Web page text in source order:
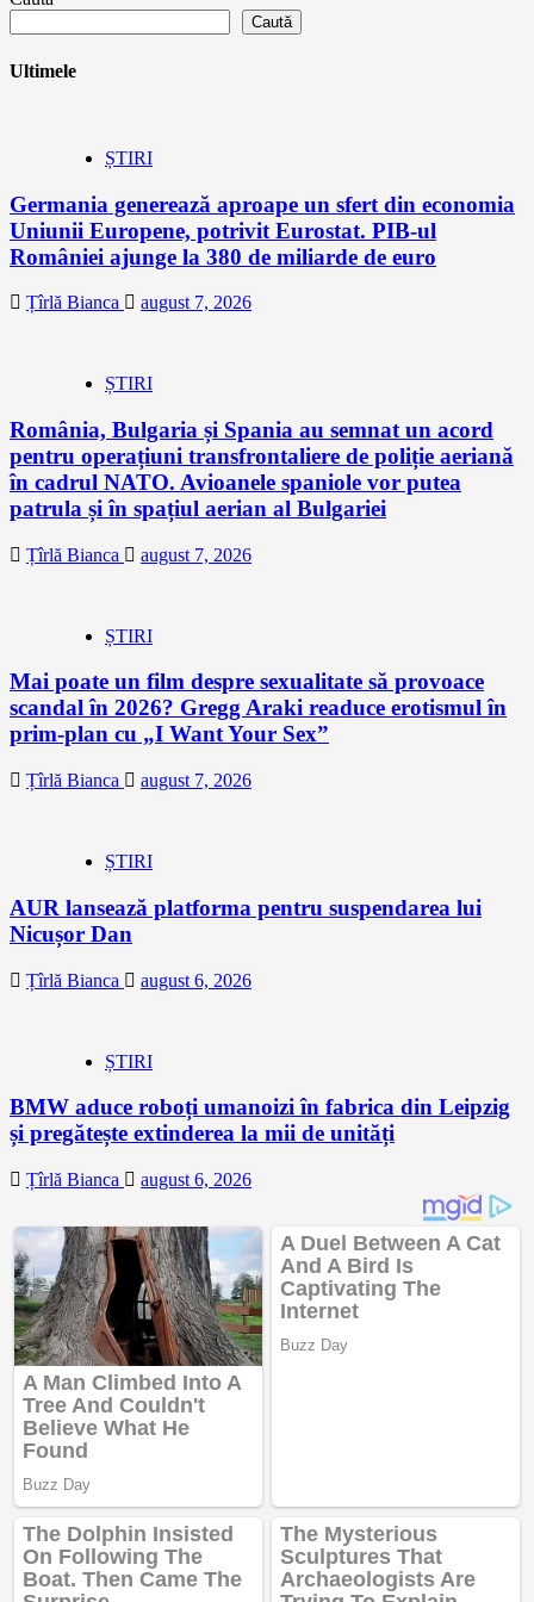
Caută
Ultimele
ȘTIRI
Germania generează aproape un sfert din economia
Uniunii Europene, potrivit Eurostat. PIB-ul
României ajunge la 380 de miliarde de euro
Țîrlă Bianca august 7, 2026
ȘTIRI
România, Bulgaria și Spania au semnat un acord
pentru operațiuni transfrontaliere de poliție aeriană
în cadrul NATO. Avioanele spaniole vor putea
patrula și în spațiul aerian al Bulgariei
Țîrlă Bianca august 7, 2026
ȘTIRI
Mai poate un film despre sexualitate să provoace
scandal în 2026? Gregg Araki readuce erotismul în
prim-plan cu „I Want Your Sex”
Țîrlă Bianca august 7, 2026
ȘTIRI
AUR lansează platforma pentru suspendarea lui
Nicușor Dan
Țîrlă Bianca august 6, 2026
ȘTIRI
BMW aduce roboți umanoizi în fabrica din Leipzig
și pregătește extinderea la mii de unități
Țîrlă Bianca august 6, 2026